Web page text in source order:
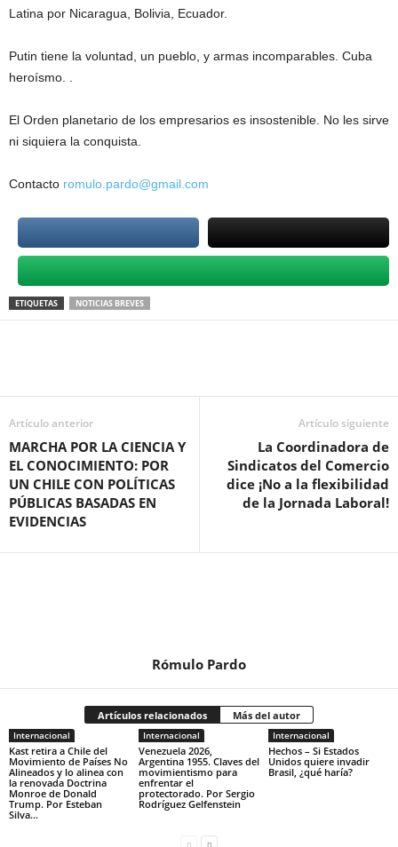
Latina por Nicaragua, Bolivia, Ecuador.
Putin tiene la voluntad, un pueblo, y armas incomparables. Cuba
heroísmo. .
El Orden planetario de los empresarios es insostenible. No les sirve
ni siquiera la conquista.
Contacto romulo.pardo@gmail.com
ETIQUETAS NOTICIAS BREVES
Artículo anterior
MARCHA POR LA CIENCIA Y
EL CONOCIMIENTO: POR
UN CHILE CON POLÍTICAS
PÚBLICAS BASADAS EN
EVIDENCIAS
Artículo siguiente
La Coordinadora de
Sindicatos del Comercio
dice ¡No a la flexibilidad
de la Jornada Laboral!
Rómulo Pardo
Artículos relacionados Más del autor
Internacional
Kast retira a Chile del
Movimiento de Países No
Alineados y lo alinea con
la renovada Doctrina
Monroe de Donald
Trump. Por Esteban
Silva...
Internacional
Venezuela 2026,
Argentina 1955. Claves del
movimientismo para
enfrentar el
protectorado. Por Sergio
Rodríguez Gelfenstein
Internacional
Hechos – Si Estados
Unidos quiere invadir
Brasil, ¿qué haría?